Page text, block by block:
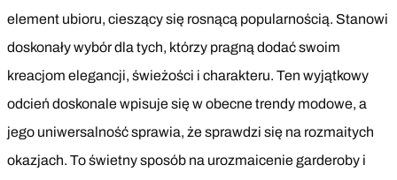
element ubioru, cieszący się rosnącą popularnością. Stanowi
doskonały wybór dla tych, którzy pragną dodać swoim
kreacjom elegancji, świeżości i charakteru. Ten wyjątkowy
odcień doskonale wpisuje się w obecne trendy modowe, a
jego uniwersalność sprawia, że sprawdzi się na rozmaitych
okazjach. To świetny sposób na urozmaicenie garderoby i